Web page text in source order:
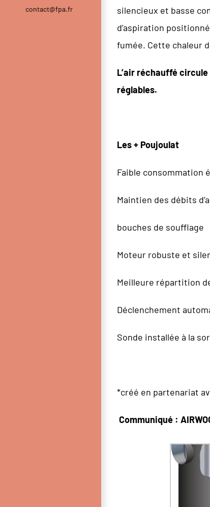
contact@fpa.fr
silencieux et basse
d’aspiration
fumée. Cette chaleur
L’air réchauffé
réglables.
Les + Poujoulat
Faible consommation
Maintien des débits
bouches de soufflage
Moteur robuste et
Meilleure répartition
Déclenchement
Sonde installée à la
*créé en partenariat
Communiqué :